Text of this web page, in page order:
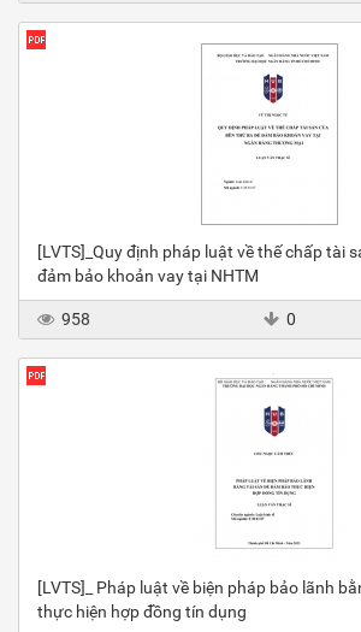
[LVTS]_Quy định pháp luật về thế chấp tài
đảm bảo khoản vay tại NHTM
958 0
[LVTS]_ Pháp luật về biện pháp bảo lãnh
thực hiện hợp đồng tín dụng